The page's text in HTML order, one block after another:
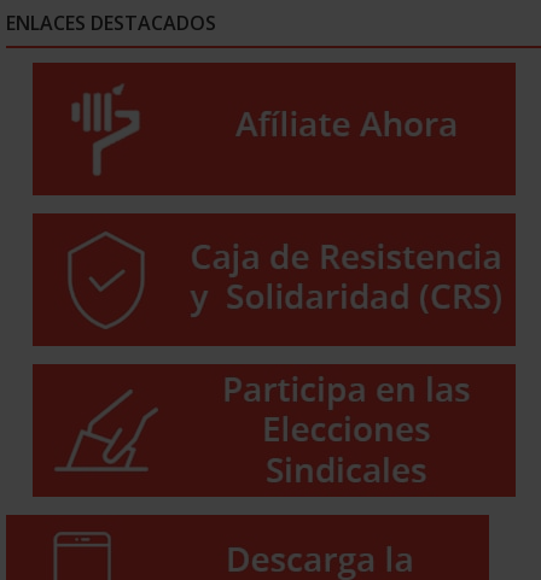
ENLACES DESTACADOS